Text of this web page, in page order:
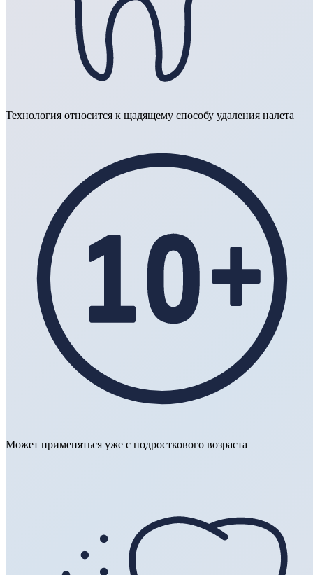
Технология относится к щадящему способу удаления налета
Может применяться уже с подросткового возраста